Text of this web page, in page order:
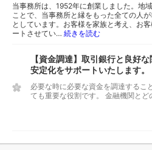
当事務所は、1952年に創業しました。地
ことで、当事務所と縁をもった全ての人
としています。お客様を家族と考え、お
ートさせてい… 続きを読む
【資金調達】取引銀行と良好
安定化をサポートいたします。
必要な時に必要な資金を調達するこ
ても重要な役割です。 金融機関とど